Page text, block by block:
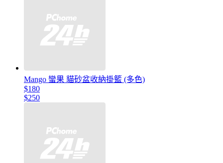
Mango 蠻果 貓砂盆收納掛籃 (多色)
$180
$250